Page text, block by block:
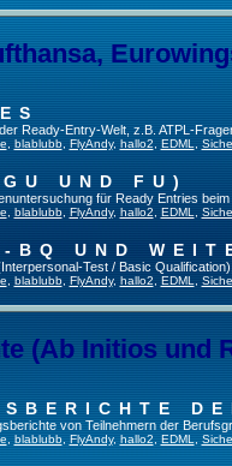
Ready-Entry-Welt, z.B. ATPL-
blablubb, FlyAndy, hallo2 EDML
UND FU)
für Ready Entries beim
blablubb, FlyAndy, hallo2 EDML
BQ UND
Test / Basic
blablubb, FlyAndy, hallo2 EDML
(Ab Initios und
von Teilnehmern der
blablubb, FlyAndy, hallo2 EDML